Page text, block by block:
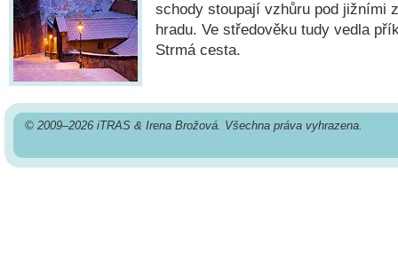
schody stoupají vzhůru pod jižními
hradu. Ve středověku tudy vedla
Strmá cesta.
© 2009–2026 iTRAS & Irena Brožová. Všechna práva vyhrazena.